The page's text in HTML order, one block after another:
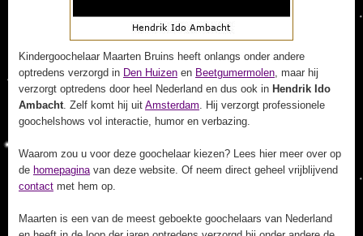
Kindergoochelaar Maarten Bruins heeft onlangs onder andere
optredens verzorgd in Den Huizen en Beetgumermolen, maar hij
verzorgt optredens door heel Nederland en dus ook in Hendrik Ido
Ambacht. Zelf komt hij uit Amsterdam. Hij verzorgt professionele
goochelshows vol interactie, humor en verbazing.
Waarom zou u voor deze goochelaar kiezen? Lees hier meer over op
de homepaginavan deze website. Of neem direct geheel vrijblijvend
contact met hem op.
Maarten is een van de meest geboekte goochelaars van Nederland